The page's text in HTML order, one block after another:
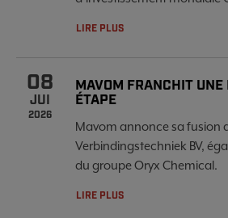
LIRE PLUS
08
JUI
2026
MAVOM FRANCHIT UNE
ÉTAPE
Mavom annonce sa fusion
Verbindingstechniek BV,
du groupe Oryx Chemical.
LIRE PLUS